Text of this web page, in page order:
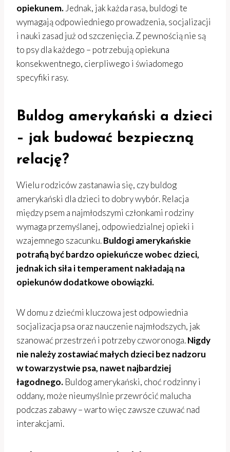
opiekunem. Jednak, jak każda rasa, buldogi te
wymagają odpowiedniego prowadzenia, socjalizacji
i nauki zasad już od szczenięcia. Z pewnością nie są
to psy dla każdego – potrzebują opiekuna
konsekwentnego, cierpliwego i świadomego
specyfiki rasy.
Buldog amerykański a dzieci
– jak budować bezpieczną
relację?
Wielu rodziców zastanawia się, czy buldog
amerykański dla dzieci to dobry wybór. Relacja
między psem a najmłodszymi członkami rodziny
wymaga przemyślanej, odpowiedzialnej opieki i
wzajemnego szacunku.Buldogi amerykańskie
potrafią być bardzo opiekuńcze wobec dzieci,
jednak ich siła i temperament nakładają na
opiekunów dodatkowe obowiązki.
W domu z dziećmi kluczowa jest odpowiednia
socjalizacja psa oraz nauczenie najmłodszych, jak
szanować przestrzeń i potrzeby czworonoga.Nigdy
nie należy zostawiać małych dzieci bez nadzoru
w towarzystwie psa, nawet najbardziej
łagodnego. Buldog amerykański, choć rodzinny i
oddany, może nieumyślnie przewrócić malucha
podczas zabawy – warto więc zawsze czuwać nad
interakcjami.